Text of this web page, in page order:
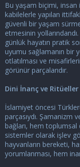
Bu yaşam biçimi, insan
kabilelerle yapılan
güvenli bir yaşam
etmesinin yollarındandı.
günlük hayatın pratik
uyumu sağlamanın bir
otlatılması ve
görünür parçalarıdır.
Dini İnanç ve Ritüeller
İslamiyet öncesi
parçasıydı. Şamanizm
bağları, hem toplumsal
sistemler olarak işlev
hayvanların bereketi,
yorumlanması, hem